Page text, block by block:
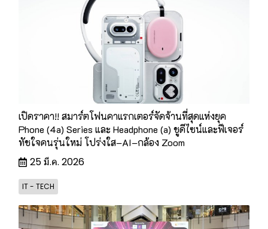
เปิดราคา!! สมาร์ตโฟนคาแรกเตอร์จัดจ้านที่สุดแห่งยุค
Phone (4a) Series และ Headphone (a) ชูดีไซน์และฟีเจอร์
ทัชใจคนรุ่นใหม่ โปร่งใส–AI–กล้อง Zoom
25 มี.ค. 2026
IT - TECH